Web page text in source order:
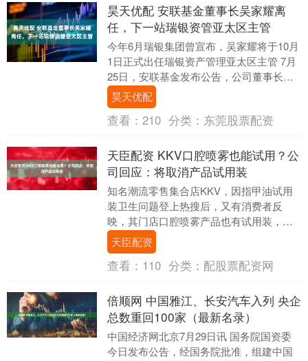
昊天优配 安联基金董事长吴家耀离
任，下一站瑞银资管亚太区主管
今年6月瑞银集团曾宣布，吴家耀将于10月
1日正式出任瑞银资产管理亚太区主管 7月
25日，安联基金发布公告，公司董事长吴
家耀因个人原因离职，不再转任公司其他
工作岗....
昊天优配
查看： 210 分类： 东莞股票配资
天臣配资 KKV口腔喷雾也能试用？公
司回应：将取消产品试用装
知名潮流零售集合店KKV，因指甲油试用
装卫生问题登上热搜后，又有消费者反
映，其门店口腔喷雾产品也有试用装，质
疑产品试用装的卫生问题。 7月25日，极
目新闻记者在....
天臣配资
查看： 110 分类： 配股票配资网
倍顺网 中国雅江、长安汽车入列 央企
总数重回100家（最新名录）
中国经济网北京7月29日讯 国务院国资委
今日发布公告，经国务院批准，组建中国